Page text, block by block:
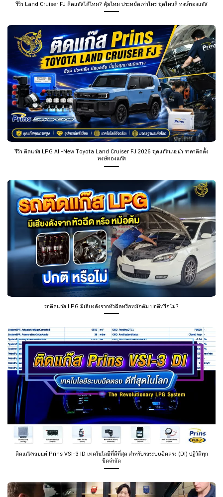
รีวิว Land Cruiser FJ ติดแก๊สได้ไหม? คุ้มไหม ประหยัดเท่าไหร่ ชุดไหนดี หงษ์ทองแก๊ส
รีวิว ติดแก๊ส LPG All-New Toyota Land Cruiser FJ 2026 ชุดแก๊สแนะนำ ราคาติดตั้ง
หงษ์ทองแก๊ส
รถติดแก๊ส LPG มีเสียงดังจากหัวฉีดหรือหม้อต้ม ปกติหรือไม่?
ติดแก๊สรถยนต์ Prins VSI-3 ID เทคโนโลยีที่ดีที่สุด สำหรับรถระบบฉีดตรง (DI) ปฏิวัติทุก
ขีดจำกัด